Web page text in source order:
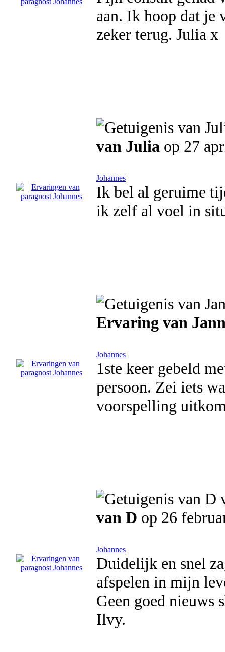
aan. Ik hoop dat je
zeker terug. Julia x
van Julia op 27
Johannes
Ik bel al geruime
ik zelf al voel in
Ervaring van
Johannes
1ste keer gebeld
persoon. Zei iets
voorspelling
van D op 26
Johannes
Duidelijk en snel
afspelen in mijn
Geen goed nieuws
Ilvy.